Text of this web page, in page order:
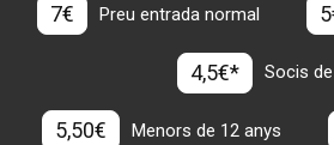
7€ Preu entrada normal
4,5€* Socis
5,50€ Menors de 12 anys